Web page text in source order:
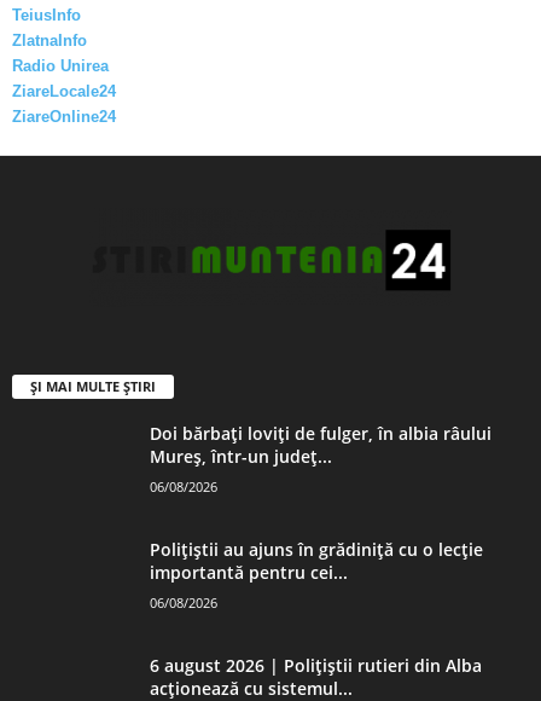
TeiusInfo
ZlatnaInfo
Radio Unirea
ZiareLocale24
ZiareOnline24
ȘI MAI MULTE ȘTIRI
Doi bărbați loviți de fulger, în albia râului
Mureș, într-un județ...
06/08/2026
Polițiștii au ajuns în grădiniță cu o lecție
importantă pentru cei...
06/08/2026
6 august 2026 | Polițiștii rutieri din Alba
acționează cu sistemul...